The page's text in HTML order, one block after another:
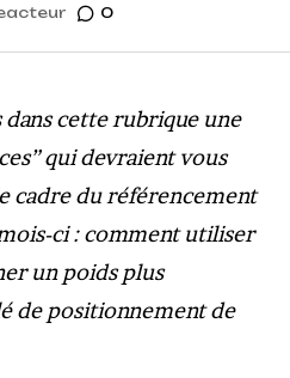
0
cette rubrique une
qui devraient vous
cadre du référencement
ci : comment utiliser
un poids plus
de positionnement de